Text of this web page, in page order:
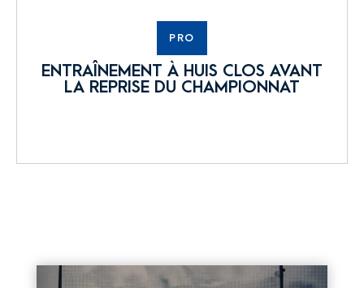
PRO
ENTRAÎNEMENT À HUIS CLOS AVANT
LA REPRISE DU CHAMPIONNAT